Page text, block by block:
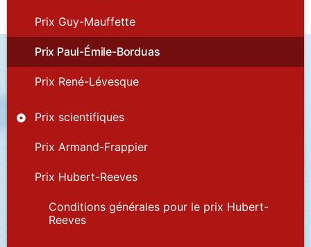
Prix Guy-Mauffette
Prix Paul-Émile-Borduas
Prix René-Lévesque
Prix scientifiques
Prix Armand-Frappier
Prix Hubert-Reeves
Conditions générales pour le prix Hubert-
Reeves